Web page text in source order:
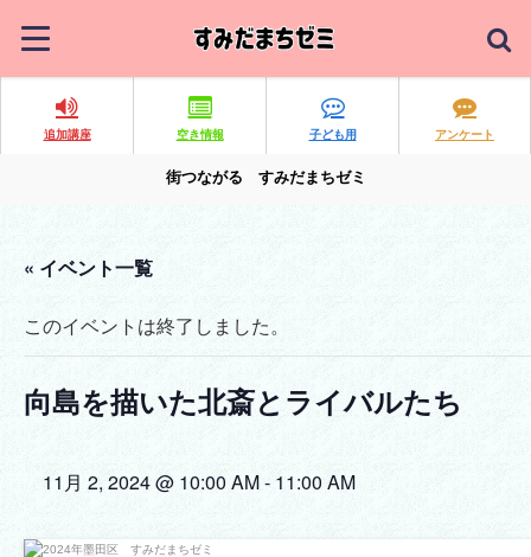
追加講座 空き情報 子ども用 アンケート
街つながる すみだまちゼミ
« イベント一覧
このイベントは終了しました。
向島を描いた北斎とライバルたち
11月 2, 2024 @ 10:00 AM- 11:00 AM